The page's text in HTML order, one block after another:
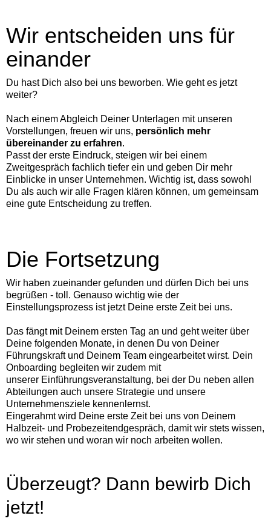
Wir entscheiden uns für
einander
Du hast Dich also bei uns beworben. Wie geht es jetzt
weiter?
Nach einem Abgleich Deiner Unterlagen mit unseren
Vorstellungen, freuen wir uns, persönlich mehr
übereinander zu erfahren.
Passt der erste Eindruck, steigen wir bei einem
Zweitgespräch fachlich tiefer ein und geben Dir mehr
Einblicke in unser Unternehmen. Wichtig ist, dass sowohl
Du als auch wir alle Fragen klären können, um gemeinsam
eine gute Entscheidung zu treffen.
Die Fortsetzung
Wir haben zueinander gefunden und dürfen Dich bei uns
begrüßen - toll. Genauso wichtig wie der
Einstellungsprozess ist jetzt Deine erste Zeit bei uns.
Das fängt mit Deinem ersten Tag an und geht weiter über
Deine folgenden Monate, in denen Du von Deiner
Führungskraft und Deinem Team eingearbeitet wirst. Dein
Onboarding begleiten wir zudem mit
unserer Einführungsveranstaltung, bei der Du neben allen
Abteilungen auch unsere Strategie und unsere
Unternehmensziele kennenlernst.
Eingerahmt wird Deine erste Zeit bei uns von Deinem
Halbzeit- und Probezeitendgespräch, damit wir stets wissen,
wo wir stehen und woran wir noch arbeiten wollen.
Überzeugt? Dann bewirb Dich
jetzt!